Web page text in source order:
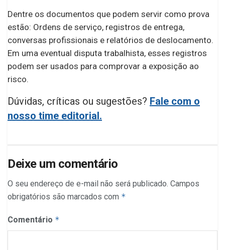
Dentre os documentos que podem servir como prova
estão: Ordens de serviço, registros de entrega,
conversas profissionais e relatórios de deslocamento.
Em uma eventual disputa trabalhista, esses registros
podem ser usados para comprovar a exposição ao
risco.
Dúvidas, críticas ou sugestões? Fale com o
nosso time editorial.
Deixe um comentário
O seu endereço de e-mail não será publicado. Campos
obrigatórios são marcados com *
Comentário *